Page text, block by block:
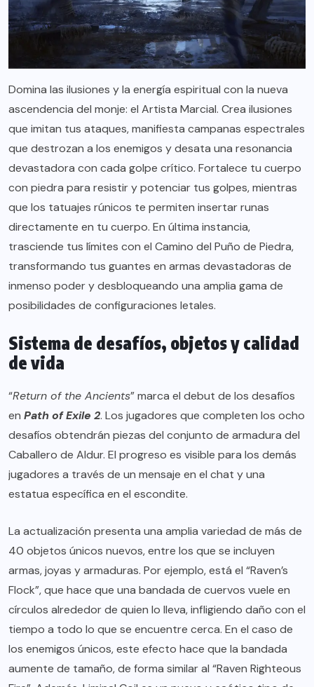
Domina las ilusiones y la energía espiritual con la nueva
ascendencia del monje: el Artista Marcial. Crea ilusiones
que imitan tus ataques, manifiesta campanas espectrales
que destrozan a los enemigos y desata una resonancia
devastadora con cada golpe crítico. Fortalece tu cuerpo
con piedra para resistir y potenciar tus golpes, mientras
que los tatuajes rúnicos te permiten insertar runas
directamente en tu cuerpo. En última instancia,
trasciende tus límites con el Camino del Puño de Piedra,
transformando tus guantes en armas devastadoras de
inmenso poder y desbloqueando una amplia gama de
posibilidades de configuraciones letales.
Sistema de desafíos, objetos y calidad
de vida
“Return of the Ancients” marca el debut de los desafíos
en Path of Exile 2. Los jugadores que completen los ocho
desafíos obtendrán piezas del conjunto de armadura del
Caballero de Aldur. El progreso es visible para los demás
jugadores a través de un mensaje en el chat y una
estatua específica en el escondite.
La actualización presenta una amplia variedad de más de
40 objetos únicos nuevos, entre los que se incluyen
armas, joyas y armaduras. Por ejemplo, está el “Raven’s
Flock”, que hace que una bandada de cuervos vuele en
círculos alrededor de quien lo lleva, infligiendo daño con el
tiempo a todo lo que se encuentre cerca. En el caso de
los enemigos únicos, este efecto hace que la bandada
aumente de tamaño, de forma similar al “Raven Righteous